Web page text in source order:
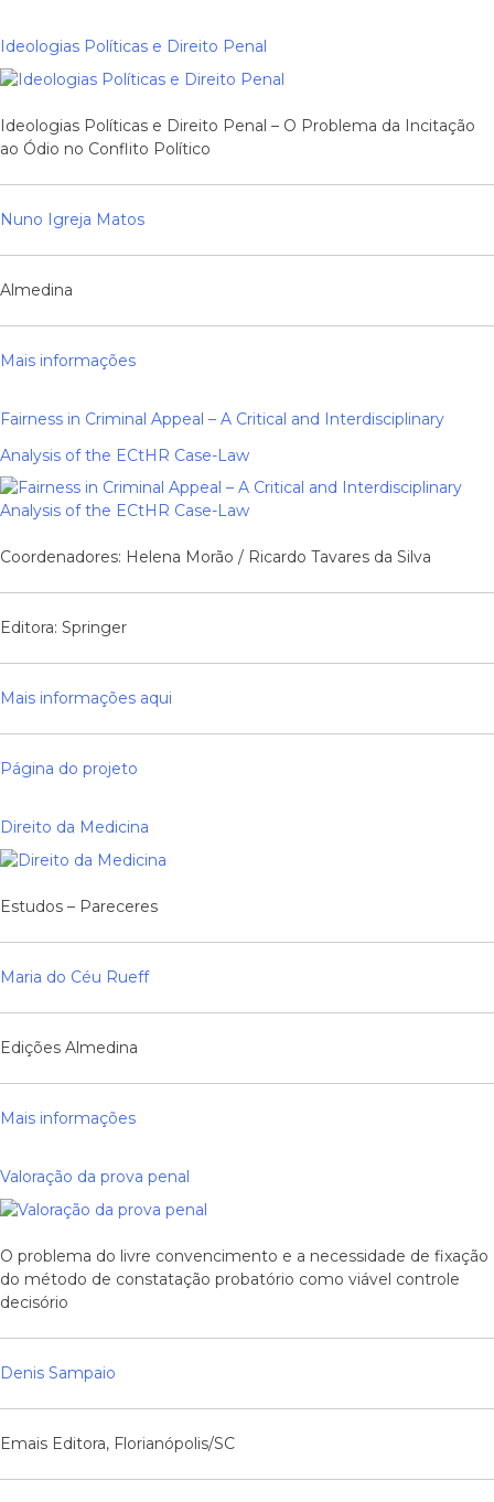
Ideologias Políticas e Direito Penal
Ideologias Políticas e Direito Penal – O Problema da Incitação
ao Ódio no Conflito Político
Nuno Igreja Matos
Almedina
Mais informações
Fairness in Criminal Appeal – A Critical and Interdisciplinary
Analysis of the ECtHR Case-Law
Coordenadores: Helena Morão / Ricardo Tavares da Silva
Editora: Springer
Mais informações aqui
Página do projeto
Direito da Medicina
Estudos – Pareceres
Maria do Céu Rueff
Edições Almedina
Mais informações
Valoração da prova penal
O problema do livre convencimento e a necessidade de fixação
do método de constatação probatório como viável controle
decisório
Denis Sampaio
Emais Editora, Florianópolis/SC